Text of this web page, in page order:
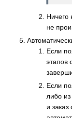
Ничего
не
Если
этапов
Если
либо из
и